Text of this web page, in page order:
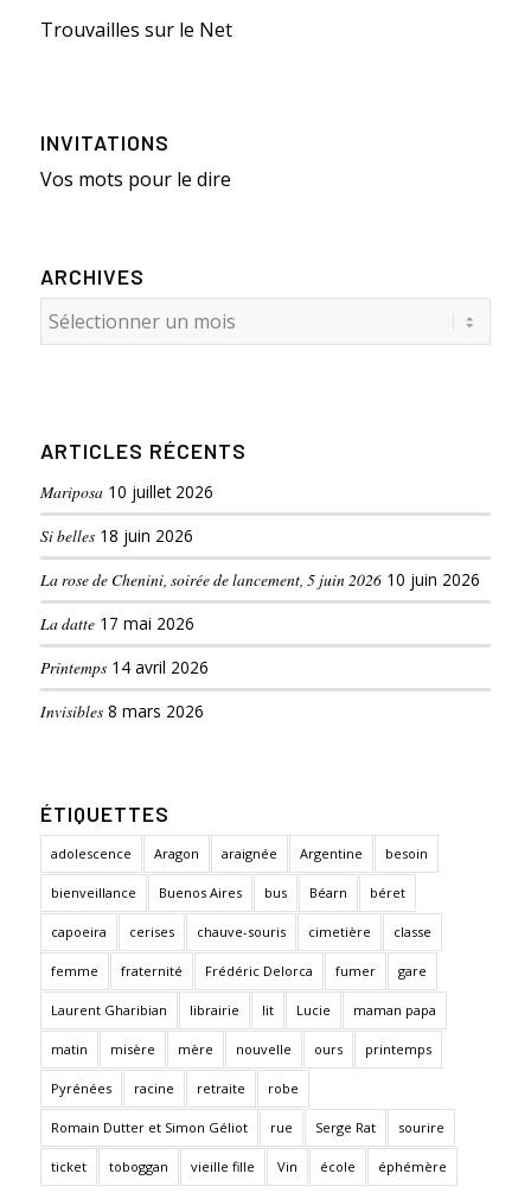
Trouvailles sur le Net
INVITATIONS
Vos mots pour le dire
ARCHIVES
ARTICLES RÉCENTS
Mariposa 10 juillet 2026
Si belles 18 juin 2026
La rose de Chenini, soirée de lancement, 5 juin 2026 10 juin 2026
La datte 17 mai 2026
Printemps 14 avril 2026
Invisibles 8 mars 2026
ÉTIQUETTES
adolescence Aragon araignée Argentine besoin
bienveillance Buenos Aires bus Béarn béret
capoeira cerises chauve-souris cimetière classe
femme fraternité Frédéric Delorca fumer gare
Laurent Gharibian librairie lit Lucie maman papa
matin misère mère nouvelle ours printemps
Pyrénées racine retraite robe
Romain Dutter et Simon Géliot rue Serge Rat sourire
ticket toboggan vieille fille Vin école éphémère